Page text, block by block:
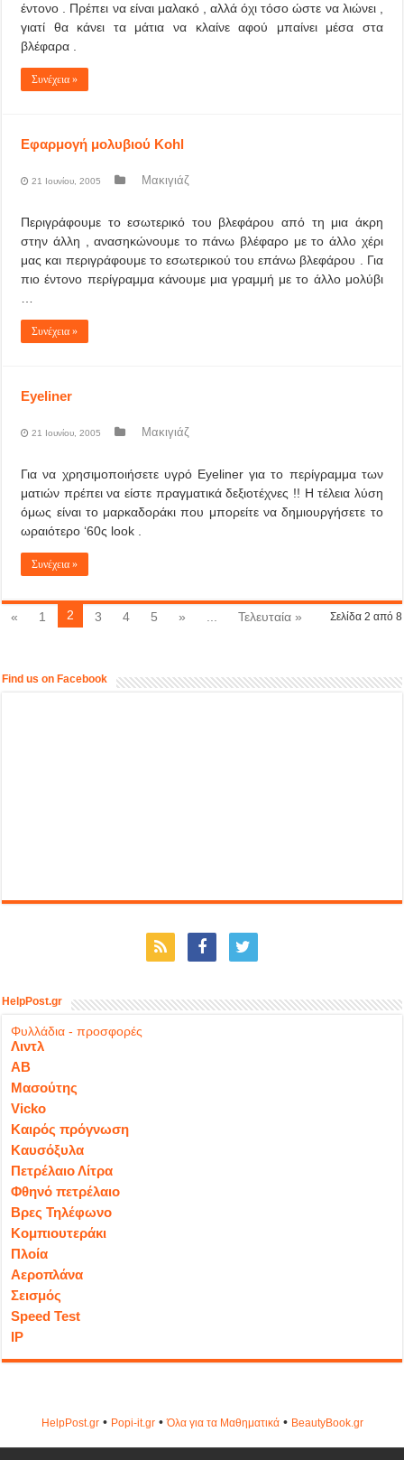
έντονο . Πρέπει να είναι μαλακό , αλλά όχι τόσο ώστε να λιώνει ,
γιατί θα κάνει τα μάτια να κλαίνε αφού μπαίνει μέσα στα
βλέφαρα .
Συνέχεια »
Εφαρμογή μολυβιού Kohl
21 Ιουνίου, 2005 Μακιγιάζ
Περιγράφουμε το εσωτερικό του βλεφάρου από τη μια άκρη
στην άλλη , ανασηκώνουμε το πάνω βλέφαρο με το άλλο χέρι
μας και περιγράφουμε το εσωτερικού του επάνω βλεφάρου . Για
πιο έντονο περίγραμμα κάνουμε μια γραμμή με το άλλο μολύβι
Συνέχεια »
Eyeliner
21 Ιουνίου, 2005 Μακιγιάζ
Για να χρησιμοποιήσετε υγρό Eyeliner για το περίγραμμα των
ματιών πρέπει να είστε πραγματικά δεξιοτέχνες !! Η τέλεια λύση
όμως είναι το μαρκαδοράκι που μπορείτε να δημιουργήσετε το
ωραιότερο ‘60ς look .
Συνέχεια »
Σελίδα 2 από 8
« 1 2 3 4 5 » Τελευταία »
Find us on Facebook
HelpPost.gr
Φυλλάδια - προσφορές
Λιντλ
ΑΒ
Μασούτης
Vicko
Καιρός πρόγνωση
Καυσόξυλα
Πετρέλαιο Λίτρα
Φθηνό πετρέλαιο
Βρες Τηλέφωνο
Κομπιουτεράκι
Πλοία
Αεροπλάνα
Σεισμός
Speed Test
IP
HelpPost.gr• Popi-it.gr•Όλα για τα Μαθηματικά• ΒeautyΒook.gr